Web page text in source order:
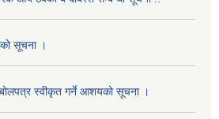
सूचना ।
स्वीकृत गर्ने आशयको सूचना ।